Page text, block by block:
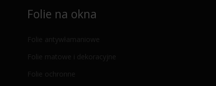
Folie na okna
Folie antywłamaniowe
Folie matowe i dekoracyjne
Folie ochronne